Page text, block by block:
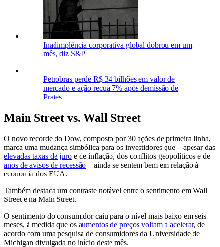
Inadimplência corporativa global dobrou em um
mês, diz S&P
Petrobras perde R$ 34 bilhões em valor de
mercado e ação recua 7% após demissão de
Prates
Main Street vs. Wall Street
O novo recorde do Dow, composto por 30 ações de primeira linha,
marca uma mudança simbólica para os investidores que – apesar das
elevadas taxas de juro e de inflação, dos conflitos geopolíticos e de
anos de avisos de recessão – ainda se sentem bem em relação à
economia dos EUA.
Também destaca um contraste notável entre o sentimento em Wall
Street e na Main Street.
O sentimento do consumidor caiu para o nível mais baixo em seis
meses, à medida que os aumentos de preços voltam a acelerar, de
acordo com uma pesquisa de consumidores da Universidade de
Michigan divulgada no início deste mês.